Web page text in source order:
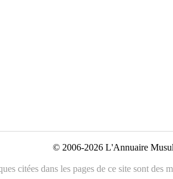
© 2006-2026 L'Annuaire
citées dans les pages de ce site sont des